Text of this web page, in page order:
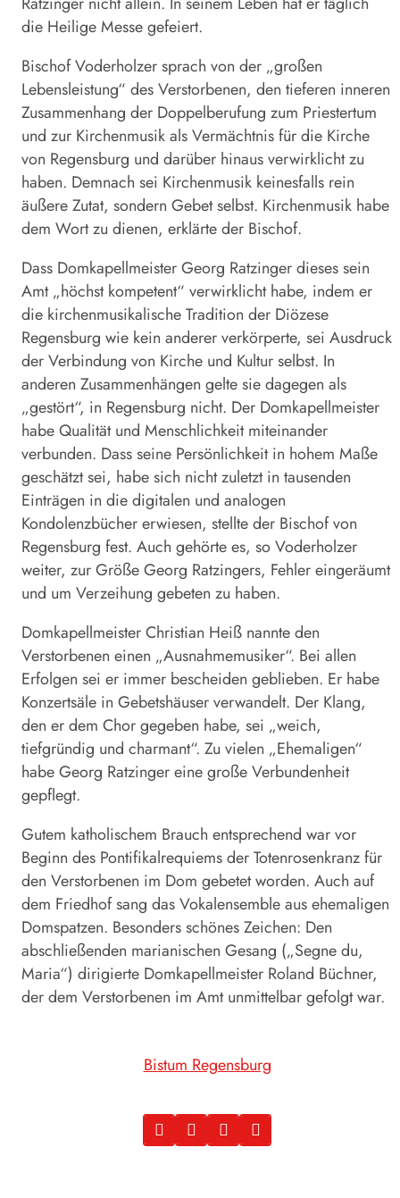
die Heilige Messe gefeiert.
Bischof Voderholzer sprach von der „großen
Lebensleistung“ des Verstorbenen, den tieferen inneren
Zusammenhang der Doppelberufung zum Priestertum
und zur Kirchenmusik als Vermächtnis für die Kirche
von Regensburg und ­darüber hinaus verwirklicht zu
haben. Demnach sei Kirchenmusik keinesfalls rein
äußere Zutat, sondern Gebet selbst. Kirchenmusik habe
dem Wort zu dienen, erklärte der Bischof.
Dass Domkapellmeister Georg Ratzinger dieses sein
Amt „höchst kompetent“ verwirklicht habe, indem er
die kirchenmusikalische Tradition der Diözese
Regensburg wie kein anderer verkörperte, sei Ausdruck
der Verbindung von Kirche und Kultur selbst. In
anderen Zusammenhängen gelte sie dagegen als
„gestört“, in Regensburg nicht. Der Domkapellmeister
habe Qualität und Menschlichkeit miteinander
verbunden. Dass seine Persönlichkeit in hohem Maße
geschätzt sei, habe sich nicht zuletzt in tausenden
Einträgen in die digitalen und analogen
Kondolenzbücher erwiesen, stellte der Bischof von
Regensburg fest. Auch gehörte es, so Voderholzer
weiter, zur Größe Georg Ratzingers, Fehler eingeräumt
und um Verzeihung gebeten zu haben.
Domkapellmeister Christian Heiß nannte den
Verstorbenen einen „Ausnahmemusiker“. Bei allen
Erfolgen sei er immer bescheiden geblieben. Er habe
Konzertsäle in Gebetshäuser verwandelt. Der Klang,
den er dem Chor gegeben habe, sei „weich,
tiefgründig und charmant“. Zu vielen „Ehemaligen“
habe Georg Ratzinger eine große Verbundenheit
gepflegt.
Gutem katholischem Brauch entsprechend war vor
Beginn des Pontifikalrequiems der Totenrosenkranz für
den Verstorbenen im Dom gebetet worden. Auch auf
dem Friedhof sang das Vokalensemble aus ehemaligen
Domspatzen. Besonders schönes Zeichen: Den
abschließenden marianischen Gesang („Segne du,
Maria“) dirigierte Domkapellmeister Roland Büchner,
der dem Verstorbenen im Amt unmittelbar gefolgt war.
Bistum Regensburg